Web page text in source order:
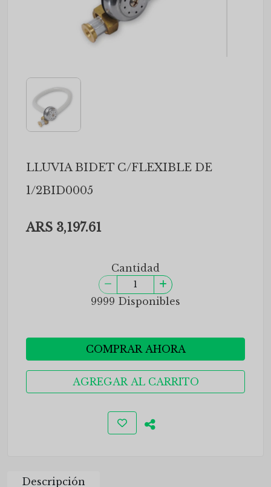
LLUVIA BIDET C/FLEXIBLE DE
1/2BID0005
ARS 3,197.61
Cantidad
9999 Disponibles
COMPRAR AHORA
AGREGAR AL CARRITO
Descripción